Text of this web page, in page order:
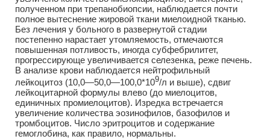
полученном при трепанобиопсии, наблюдается почти
полное вытеснение жировой ткани миелоидной тканью.
Без лечения у больного в развернутой стадии
постепенно нарастает утомляемость, отмечаются
повышенная потливость, иногда субфебрилитет,
прогрессирующе увеличивается селезенка, реже печень.
В анализе крови наблюдается нейтрофильный
лейкоцитоз (10,0—50,0—100,0*109/л и выше), сдвиг
лейкоцитарной формулы влево (до миелоцитов,
единичных промиелоцитов). Изредка встречается
увеличение количества эозинофилов, базофилов и
тромбоцитов. Число эритроцитов и содержание
гемоглобина, как правило, нормальны.